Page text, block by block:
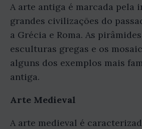
A arte antiga é marcada pela
grandes civilizações do
a Grécia e Roma. As
esculturas gregas e os
alguns dos exemplos mais
antiga.
Arte Medieval
A arte medieval é